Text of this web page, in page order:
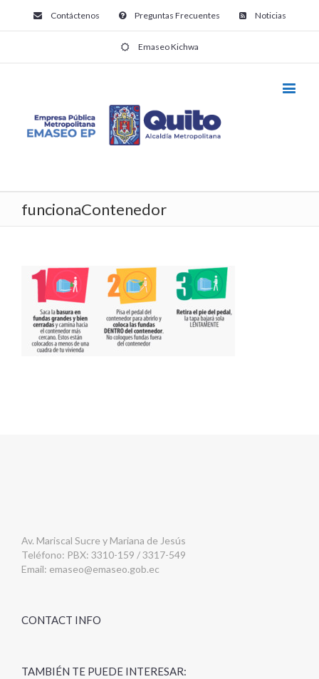
Contáctenos Preguntas Frecuentes Noticias
Emaseo Kichwa
funcionaContenedor
Av. Mariscal Sucre y Mariana de Jesús
Teléfono: PBX: 3310-159 / 3317-549
Email: emaseo@emaseo.gob.ec
CONTACT INFO
TAMBIÉN TE PUEDE INTERESAR: